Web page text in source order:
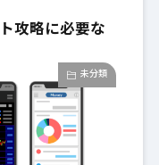
攻略に必要な
未分類